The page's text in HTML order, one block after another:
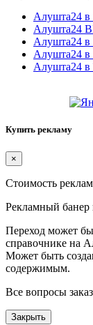
Алушта24 в
Алушта24
Алушта24 в
Алушта24 в
Алушта24 в
Купить рекламу
×
Стоимость
Рекламный банер
Переход может
справочнике на
Может быть
содержимым.
Все вопросы
Закрыть